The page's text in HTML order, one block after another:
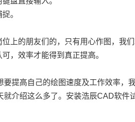
。
上的朋友们的，只有用心作图，我
，效率才能得到真正提高。
要提高自己的绘图速度及工作效率，
就介绍这么多了。安装浩辰CAD软件